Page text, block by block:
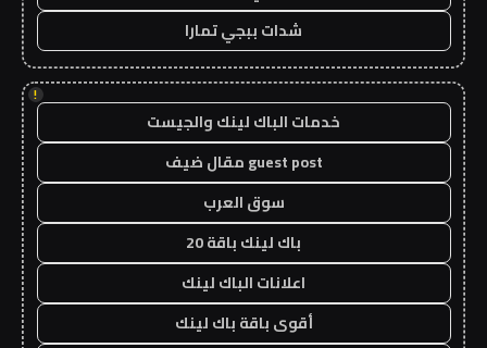
شدات ببجي تمارا
!
خدمات الباك لينك والجيست
guest post مقال ضيف
سوق العرب
باك لينك باقة 20
اعلانات الباك لينك
أقوى باقة باك لينك